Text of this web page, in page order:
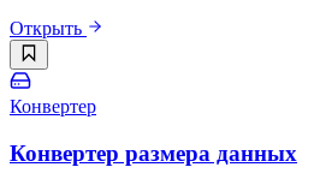
Открыть
Конвертер
Конвертер размера данных